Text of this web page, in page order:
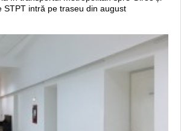
STPT intră pe traseu din august